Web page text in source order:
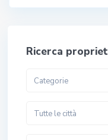
Ricerca
Categorie
Tutte le città